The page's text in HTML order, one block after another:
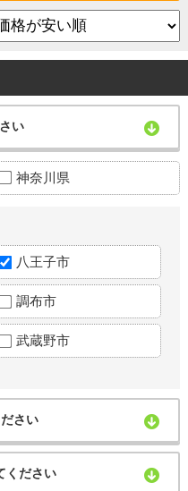
い
神奈川県
八王子市
調布市
武蔵野市
さい
ください